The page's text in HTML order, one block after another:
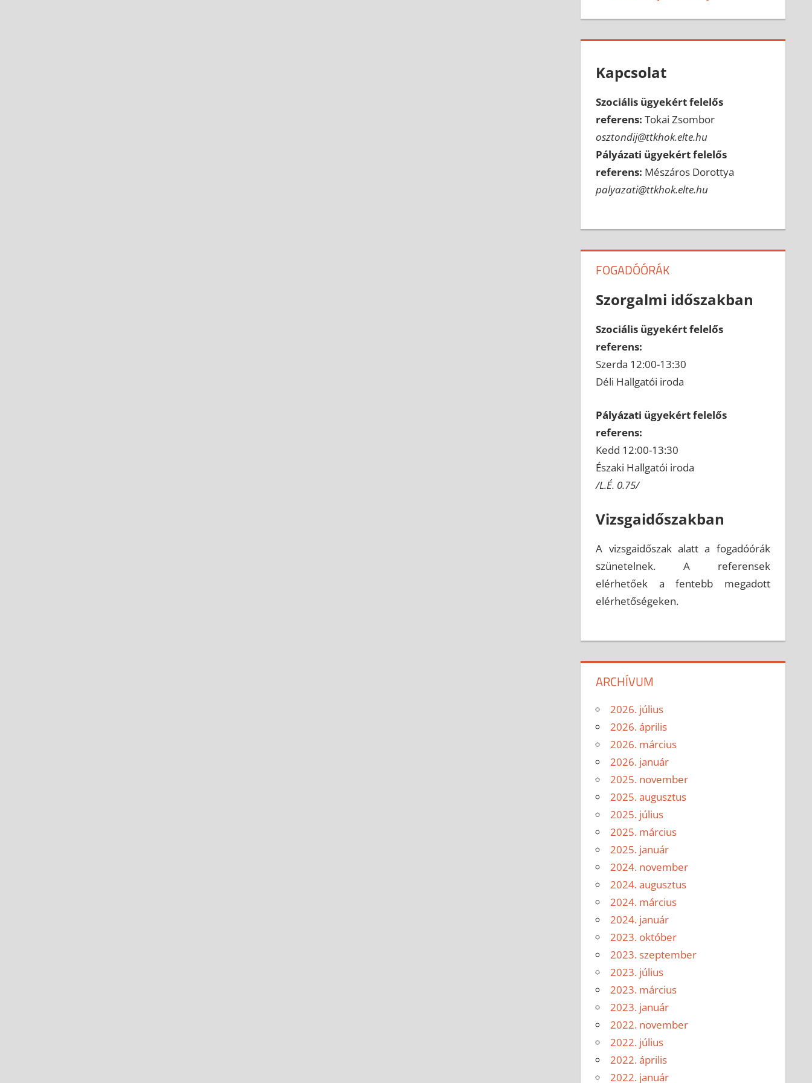
Kapcsolat
Szociális ügyekért felelős
referens: Tokai Zsombor
osztondij@ttkhok.elte.hu
Pályázati ügyekért felelős
referens: Mészáros Dorottya
palyazati@ttkhok.elte.hu
FOGADÓÓRÁK
Szorgalmi időszakban
Szociális ügyekért felelős
referens:
Szerda 12:00-13:30
Déli Hallgatói iroda
Pályázati ügyekért felelős
referens:
Kedd 12:00-13:30
Északi Hallgatói iroda
/L.É. 0.75/
Vizsgaidőszakban
A vizsgaidőszak alatt a fogadóórák
szünetelnek. A referensek
elérhetőek a fentebb megadott
elérhetőségeken.
ARCHÍVUM
2026. július
2026. április
2026. március
2026. január
2025. november
2025. augusztus
2025. július
2025. március
2025. január
2024. november
2024. augusztus
2024. március
2024. január
2023. október
2023. szeptember
2023. július
2023. március
2023. január
2022. november
2022. július
2022. április
2022. január